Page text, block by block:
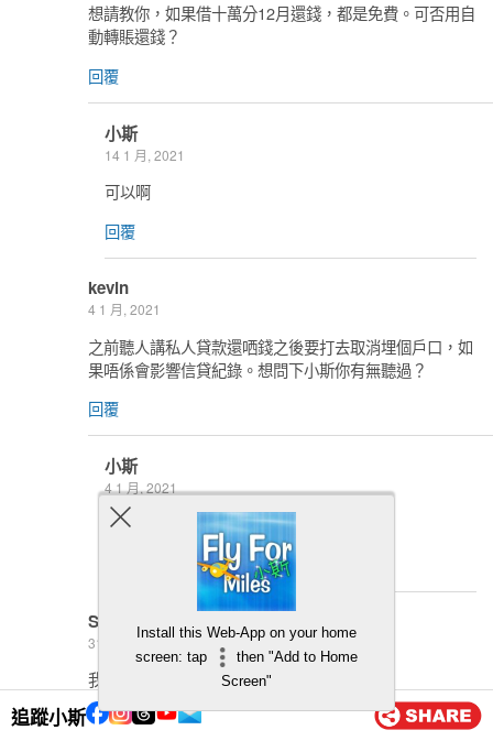
追蹤小斯
想請教你，如果借十萬分12月還錢，都是免費。可否用自
動轉賬還錢？
回覆
小斯
14 1 月, 2021
可以啊
回覆
kevin
4 1 月, 2021
之前聽人講私人貸款還哂錢之後要打去取消埋個戶口，如
果唔係會影響信貸紀錄。想問下小斯你有無聽過？
回覆
小斯
4 1 月, 2021
呢個又無喎＠＠ 還晒應該唔影響
Shan
31 12 月, 2020
我借左筆錢可唔可以提早還哂佢？
回覆
Install this Web-App on your home
screen: tap
then "Add to Home
Screen"